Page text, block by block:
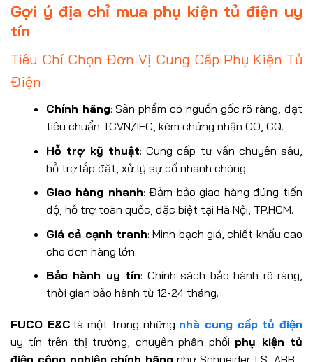
Gợi ý địa chỉ mua phụ kiện tủ điện uy
tín
Tiêu Chí Chọn Đơn Vị Cung Cấp Phụ Kiện Tủ
Điện
Chính hãng: Sản phẩm có nguồn gốc rõ ràng, đạt
tiêu chuẩn TCVN/IEC, kèm chứng nhận CO, CQ.
Hỗ trợ kỹ thuật: Cung cấp tư vấn chuyên sâu,
hỗ trợ lắp đặt, xử lý sự cố nhanh chóng.
Giao hàng nhanh: Đảm bảo giao hàng đúng tiến
độ, hỗ trợ toàn quốc, đặc biệt tại Hà Nội, TP.HCM.
Giá cả cạnh tranh: Minh bạch giá, chiết khấu cao
cho đơn hàng lớn.
Bảo hành uy tín: Chính sách bảo hành rõ ràng,
thời gian bảo hành từ 12-24 tháng.
FUCO E&C là một trong những nhà cung cấp tủ điện
uy tín trên thị trường, chuyên phân phối phụ kiện tủ